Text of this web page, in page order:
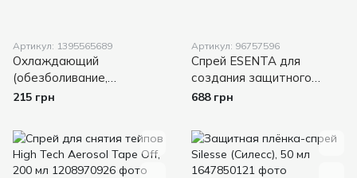
Артикул: 1395565689
Охлаждающий
(обезболивание,
заморозка) спрей HTA
215 грн
Артикул: 96757596
Спрей ESENTA для
создания защитного
барьера на коже Эсента,
688 грн